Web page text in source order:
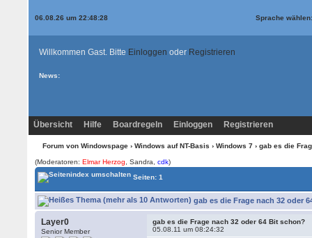
06.08.26 um 22:48:28 Sprache
Willkommen Gast. Bitte Einloggen oder Registrieren
News:
Übersicht Hilfe Boardregeln Einloggen Registrieren
Forum von Windowspage› Windows auf NT-Basis › Windows 7› gab es die
(Moderatoren:Elmar Herzog , Sandra,cdk)
Seiten: 1
gab es die Frage nach 32 oder
Layer0
Senior Member
gab es die Frage nach 32 oder 64 Bit schon?
05.08.11 um 08:24:32